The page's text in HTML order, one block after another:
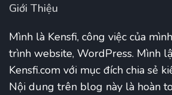
Giới Thiệu
Mình là Kensfi, công việc của
trình website, WordPress. Mình
Kensfi.com với mục đích chia sẻ
Nội dung trên blog này là hoàn